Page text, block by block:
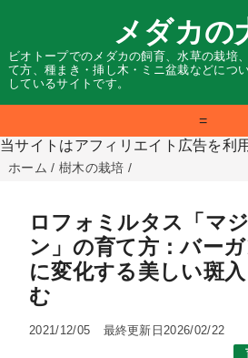
メダカの
ビオトープでのメダカの飼育、水草の栽培
て方、種まき・挿し木・ミニ盆栽などにつ
しているサイトです。
=
当サイトはアフィリエイト広告を利
ホーム / 樹木の栽培 /
ロフォミルタス「マ
ン」の育て方：バー
に変化する美しい斑
む
2021/12/05
最終更新日2026/02/22